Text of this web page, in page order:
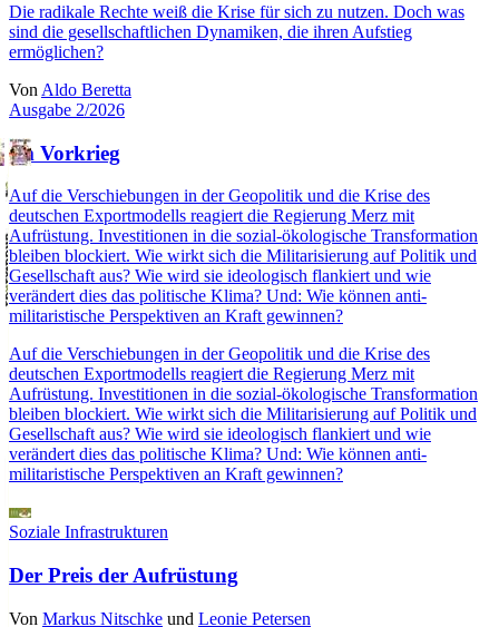
Die radikale Rechte weiß die Krise für sich zu nutzen. Doch was
sind die gesellschaftlichen Dynamiken, die ihren Aufstieg
ermöglichen?
Von Aldo Beretta
Ausgabe 2/2026
Im Vorkrieg
Auf die Verschiebungen in der Geopolitik und die Krise des
deutschen Exportmodells reagiert die Regierung Merz mit
Aufrüstung. Investitionen in die sozial-ökologische Transformation
bleiben blockiert. Wie wirkt sich die Militarisierung auf Politik und
Gesellschaft aus? Wie wird sie ideologisch flankiert und wie
verändert dies das politische Klima? Und: Wie können anti-
militaristische Perspektiven an Kraft gewinnen?
Auf die Verschiebungen in der Geopolitik und die Krise des
deutschen Exportmodells reagiert die Regierung Merz mit
Aufrüstung. Investitionen in die sozial-ökologische Transformation
bleiben blockiert. Wie wirkt sich die Militarisierung auf Politik und
Gesellschaft aus? Wie wird sie ideologisch flankiert und wie
verändert dies das politische Klima? Und: Wie können anti-
militaristische Perspektiven an Kraft gewinnen?
Soziale Infrastrukturen
Der Preis der Aufrüstung
Von Markus Nitschke und Leonie Petersen